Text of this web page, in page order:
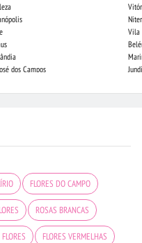
dos Campos
Vila
FLORES DO CAMPO
ROSAS BRANCAS
FLORES VERMELHAS